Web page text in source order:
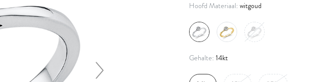
Hoofd Materiaal: witgoud
Gehalte: 14kt